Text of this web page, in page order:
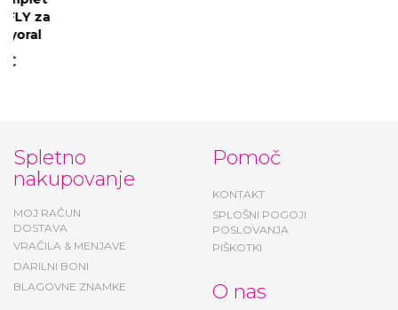
Spletno
nakupovanje
MOJ RAČUN
DOSTAVA
VRAČILA & MENJAVE
DARILNI BONI
BLAGOVNE ZNAMKE
Pomoč
KONTAKT
SPLOŠNI POGOJI
POSLOVANJA
PIŠKOTKI
O nas